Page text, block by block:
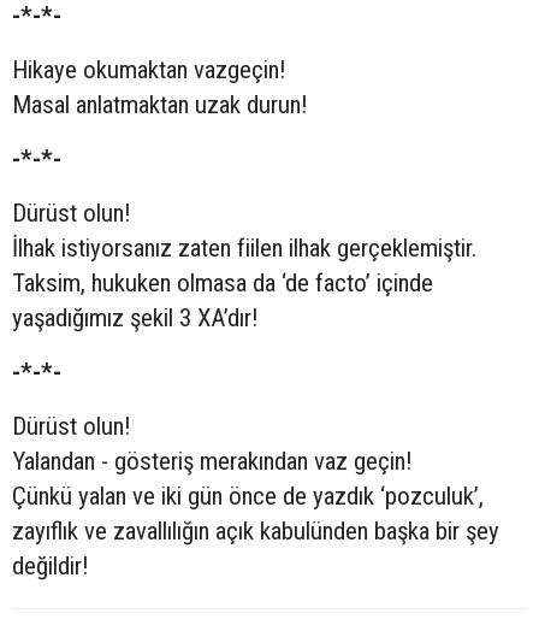
-*-*-
Hikaye okumaktan vazgeçin!
Masal anlatmaktan uzak durun!
-*-*-
Dürüst olun!
İlhak istiyorsanız zaten fiilen ilhak gerçeklemiştir.
Taksim, hukuken olmasa da ‘de facto’ içinde
yaşadığımız şekil 3 XA’dır!
-*-*-
Dürüst olun!
Yalandan - gösteriş merakından vaz geçin!
Çünkü yalan ve iki gün önce de yazdık ‘pozculuk’,
zayıflık ve zavallılığın açık kabulünden başka bir şey
değildir!